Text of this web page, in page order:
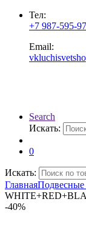
Тел:
+7 987-595-
Email:
Search
Искать:
0
Искать:
ГлавнаяПодвесные
-40%